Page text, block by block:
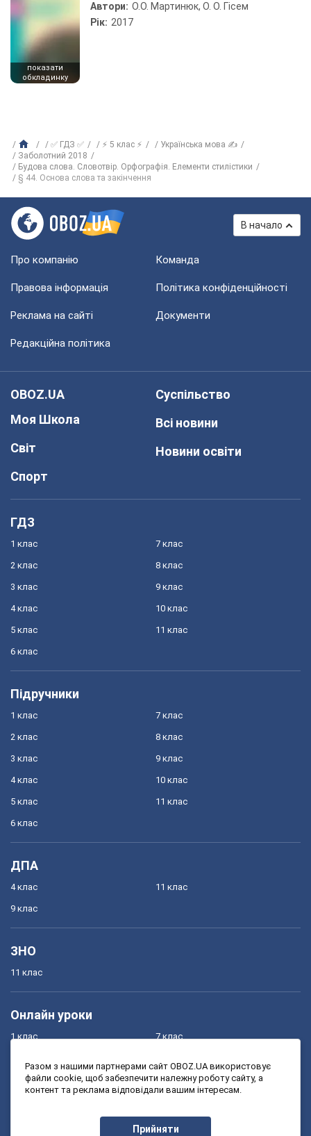
показати
обкладинку
Автори: О.О. Мартинюк, О. О. Гісем
Рік: 2017
✅ ГДЗ ✅ ⚡ 5 клас ⚡
Українська мова ✍
Заболотний 2018
Будова слова. Словотвір. Орфографія. Елементи стилістики
§ 44. Основа слова та закінчення
В начало
Про компанію Команда
Правова інформація Політика конфіденційності
Реклама на сайті Документи
Редакційна політика
OBOZ.UA
Моя Школа
Світ
Спорт
Суспільство
Всі новини
Новини освіти
ГДЗ
1 клас
2 клас
3 клас
4 клас
5 клас
6 клас
7 клас
8 клас
9 клас
10 клас
11 клас
Підручники
1 клас
2 клас
3 клас
4 клас
5 клас
6 клас
7 клас
8 клас
9 клас
10 клас
11 клас
ДПА
4 клас
9 клас
11 клас
ЗНО
11 клас
Онлайн уроки
1 клас
3 клас
7 клас
9 клас
Разом з нашими партнерами сайт OBOZ.UA використовує
файли cookie, щоб забезпечити належну роботу сайту, а
контент та реклама відповідали вашим інтересам.
Прийняти